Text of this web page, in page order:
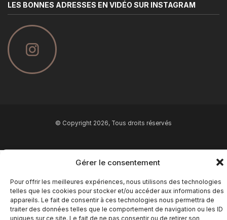
Gérer le consentement
Pour offrir les meilleures expériences, nous utilisons des technologies
telles que les cookies pour stocker et/ou accéder aux informations des
appareils. Le fait de consentir à ces technologies nous permettra de
traiter des données telles que le comportement de navigation ou les ID
uniques sur ce site. Le fait de ne pas consentir ou de retirer son
LES BONNES ADRESSES EN VIDÉO SUR INSTAGRAM
© Copyright 2026, Tous droits réservés